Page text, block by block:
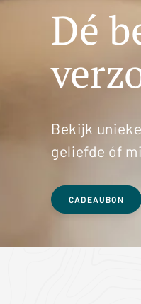
Dé
Bekijk
geliefde óf
CADEAUBON